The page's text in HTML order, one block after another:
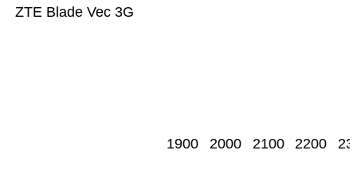
ZTE Blade Vec 3G
1900 2000 2100 2200